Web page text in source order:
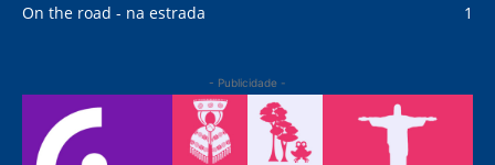
On the road - na estrada
1
- Publicidade -